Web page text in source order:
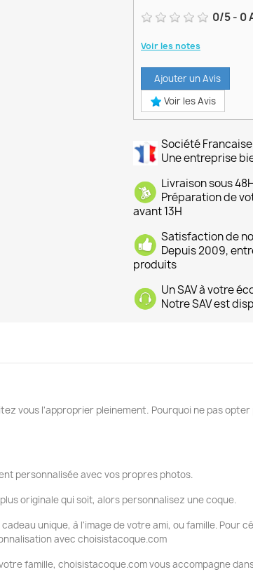
0/5- 0
Voir les notes
Ajouter un Avis
Voir les Avis
Société Francaise
Une entreprise
Livraison sous
Préparation de
avant 13H
Satisfaction de
Depuis 2009,
produits
Un SAV à votre
Notre SAV est
vous l'approprier pleinement. Pourquoi ne pas
personnalisée avec vos propres photos.
originale qui soit, alors personnalisez une coque.
unique, à l'image de votre ami, ou famille. Pour
avec choisistacoque.com
famille, choisistacoque.com vous accompagne